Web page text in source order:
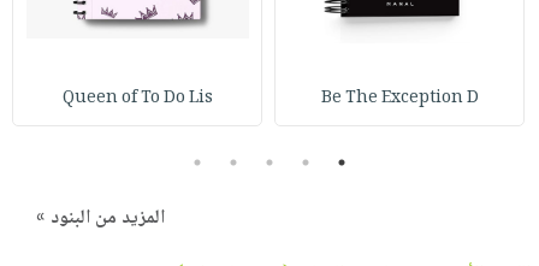
Be The Exception D
Queen of To Do Lis
1
2
3
4
5
المزيد من البنود »